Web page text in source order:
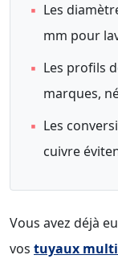
▪ Les
mm pour
▪ Les profils
marques,
▪ Les
cuivre
Vous avez déjà
vos tuyaux